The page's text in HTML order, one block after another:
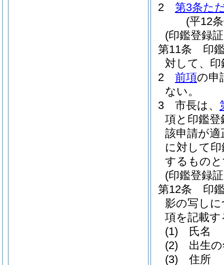
2
第3条た
(平12
(印鑑登録
第11条
印
対して、
2
前項の申
ない。
3
市長は、
項と印鑑登
該申請が
に対して
するもの
(印鑑登録
第12条
印
影の写し
項を記載
(1)
氏名
(2)
出生
(3)
住所